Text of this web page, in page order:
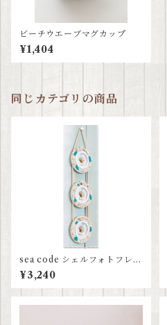
ビーチウエーブマグカップ
¥1,404
同じカテゴリの商品
sea code シェルフォトフレー
ム3連
¥3,240